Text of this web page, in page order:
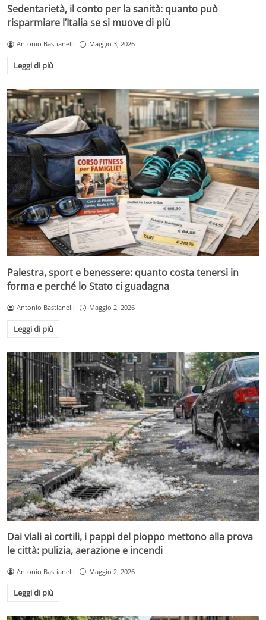
Sedentarietà, il conto per la sanità: quanto può
risparmiare l’Italia se si muove di più
Antonio Bastianelli Maggio 3, 2026
Leggi di più
Palestra, sport e benessere: quanto costa tenersi in
forma e perché lo Stato ci guadagna
Antonio Bastianelli Maggio 2, 2026
Leggi di più
Dai viali ai cortili, i pappi del pioppo mettono alla prova
le città: pulizia, aerazione e incendi
Antonio Bastianelli Maggio 2, 2026
Leggi di più